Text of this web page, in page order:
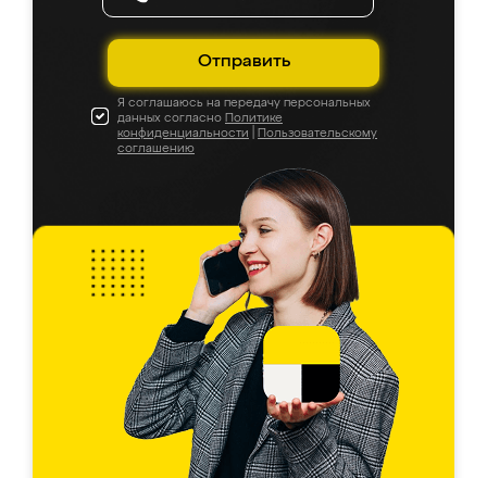
Отправить
Я соглашаюсь на передачу персональных
данных согласно Политике
конфиденциальности
Пользовательскому
соглашению